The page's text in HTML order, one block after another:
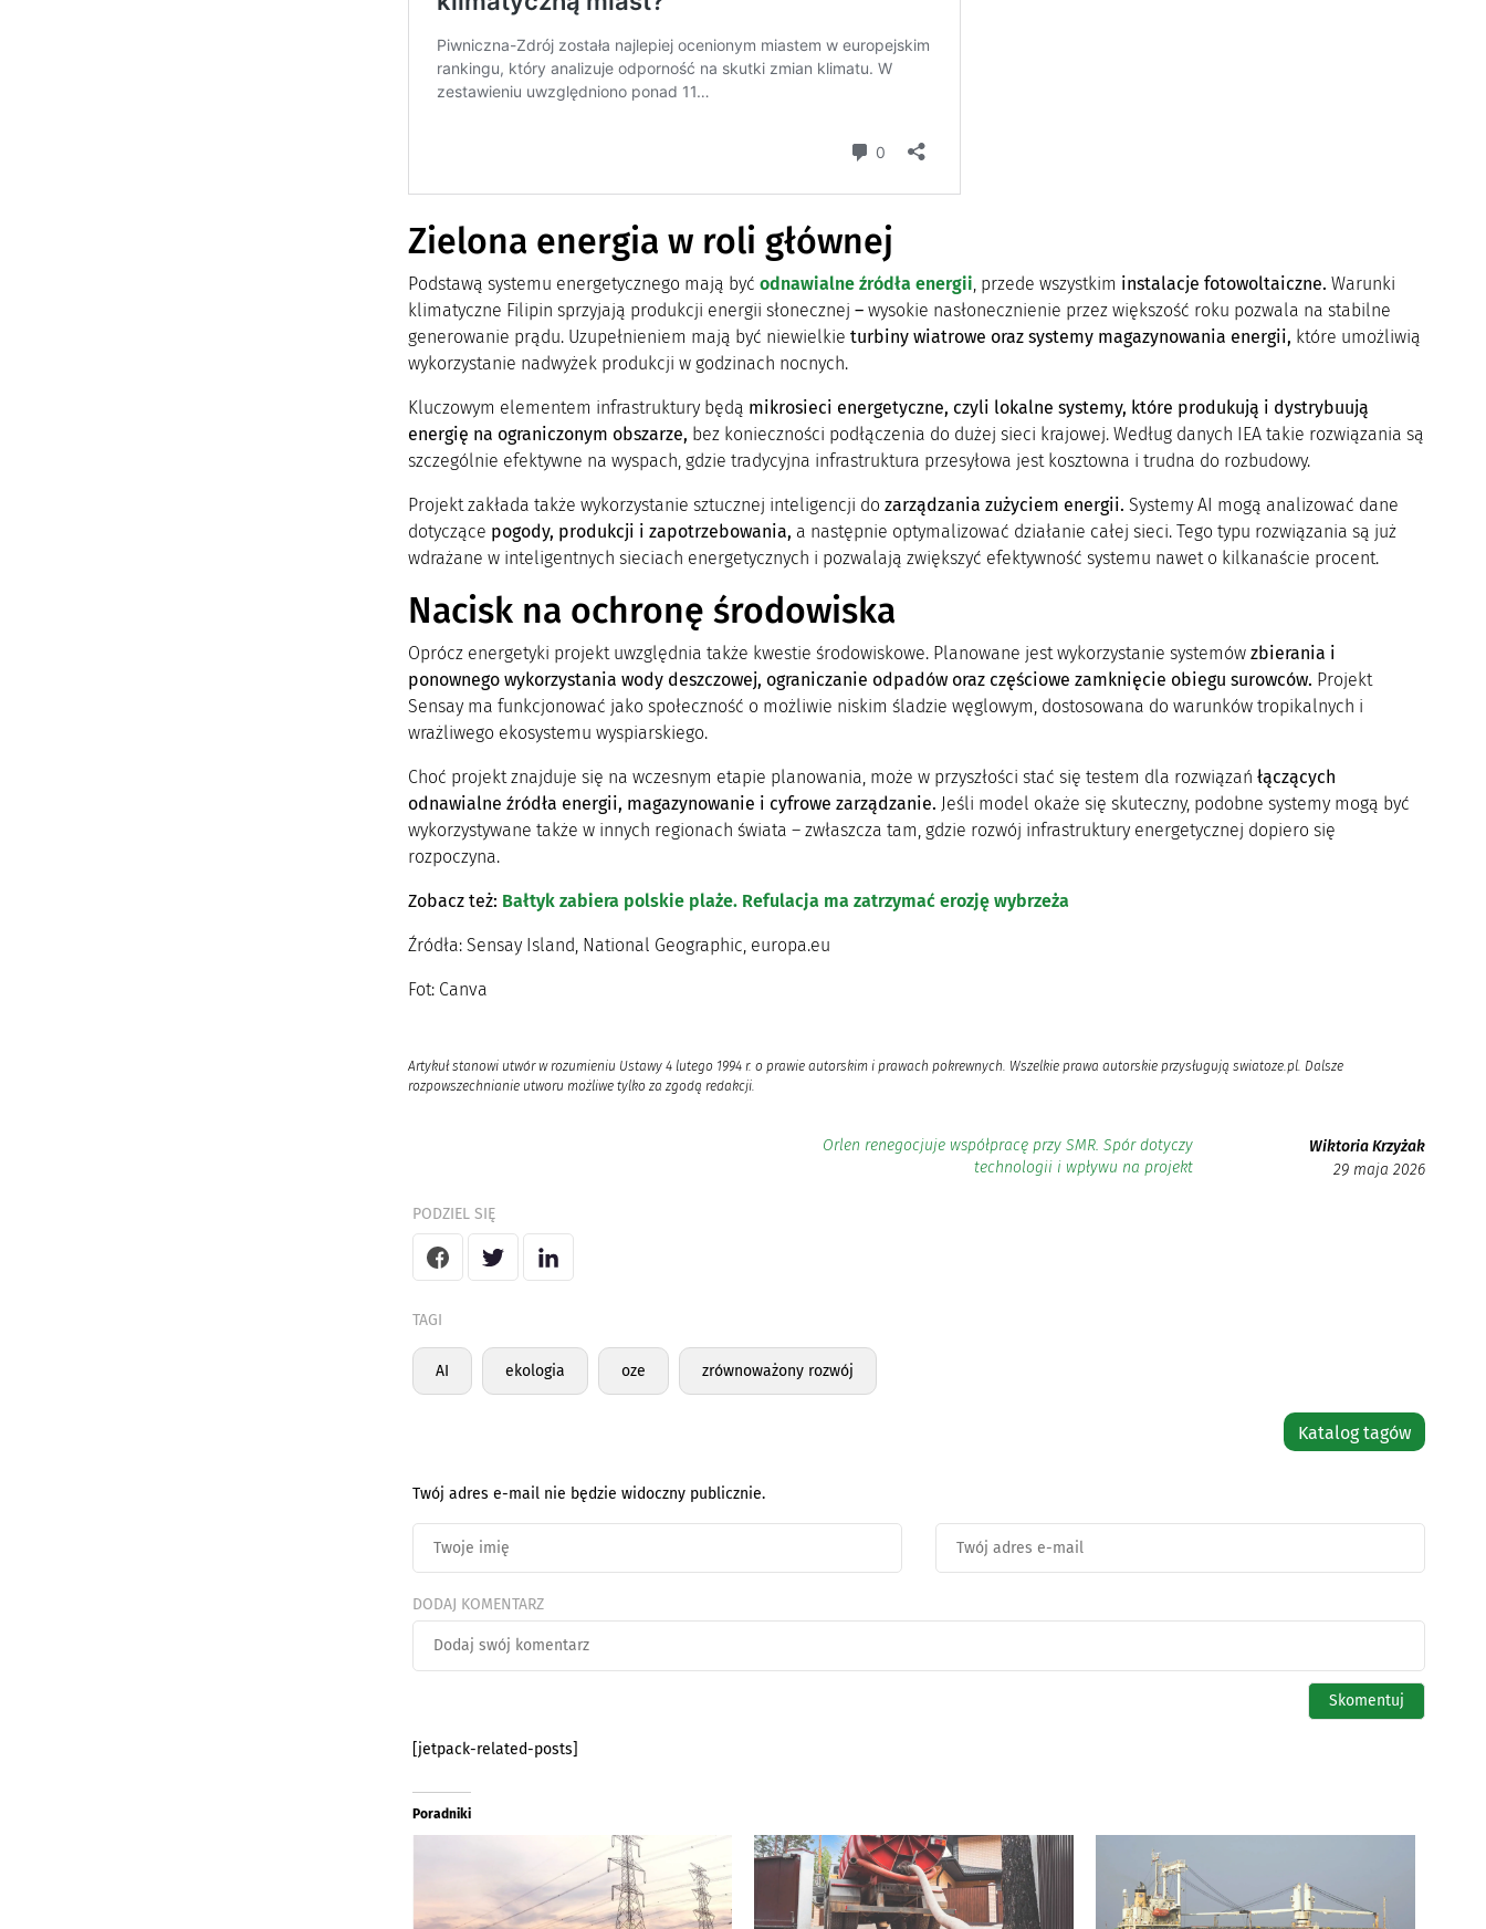
Zielona energia w roli głównej
Podstawą systemu energetycznego mają być odnawialne źródła energii , przede wszystkim instalacje fotowoltaiczne. Warunki
klimatyczne Filipin sprzyjają produkcji energii słonecznej – wysokie nasłonecznienie przez większość roku pozwala na stabilne
generowanie prądu. Uzupełnieniem mają być niewielkie turbiny wiatrowe oraz systemy magazynowania energii, które umożliwią
wykorzystanie nadwyżek produkcji w godzinach nocnych.
Kluczowym elementem infrastruktury będą mikrosieci energetyczne, czyli lokalne systemy, które produkują i dystrybuują
energię na ograniczonym obszarze, bez konieczności podłączenia do dużej sieci krajowej. Według danych IEA takie rozwiązania są
szczególnie efektywne na wyspach, gdzie tradycyjna infrastruktura przesyłowa jest kosztowna i trudna do rozbudowy.
Projekt zakłada także wykorzystanie sztucznej inteligencji do zarządzania zużyciem energii. Systemy AI mogą analizować dane
dotyczące pogody, produkcji i zapotrzebowania, a następnie optymalizować działanie całej sieci. Tego typu rozwiązania są już
wdrażane w inteligentnych sieciach energetycznych i pozwalają zwiększyć efektywność systemu nawet o kilkanaście procent.
Nacisk na ochronę środowiska
Oprócz energetyki projekt uwzględnia także kwestie środowiskowe. Planowane jest wykorzystanie systemówzbierania i
ponownego wykorzystania wody deszczowej, ograniczanie odpadów oraz częściowe zamknięcie obiegu surowców. Projekt
Sensay ma funkcjonować jako społeczność o możliwie niskim śladzie węglowym, dostosowana do warunków tropikalnych i
wrażliwego ekosystemu wyspiarskiego.
Choć projekt znajduje się na wczesnym etapie planowania, może w przyszłości stać się testem dla rozwiązań łączących
odnawialne źródła energii, magazynowanie i cyfrowe zarządzanie. Jeśli model okaże się skuteczny, podobne systemy mogą być
wykorzystywane także w innych regionach świata – zwłaszcza tam, gdzie rozwój infrastruktury energetycznej dopiero się
rozpoczyna.
Zobacz też: Bałtyk zabiera polskie plaże. Refulacja ma zatrzymać erozję wybrzeża
Źródła: Sensay Island, National Geographic, europa.eu
Fot: Canva
Artykuł stanowi utwór w rozumieniu Ustawy 4 lutego 1994 r. o prawie autorskim i prawach pokrewnych. Wszelkie prawa autorskie przysługują swiatoze.pl. Dalsze
rozpowszechnianie utworu możliwe tylko za zgodą redakcji.
Orlen renegocjuje współpracę przy SMR. Spór dotyczy
technologii i wpływu na projekt
Wiktoria Krzyżak
29 maja 2026
PODZIEL SIĘ
TAGI
AI ekologia oze zrównoważony rozwój
Katalog tagów
Twój adres e-mail nie będzie widoczny publicznie.
DODAJ KOMENTARZ
[jetpack-related-posts]
Poradniki